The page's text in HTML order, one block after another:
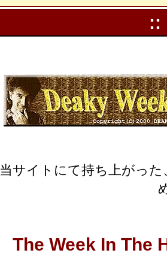
::
当サイトにて持ち上がっ
The Week In The